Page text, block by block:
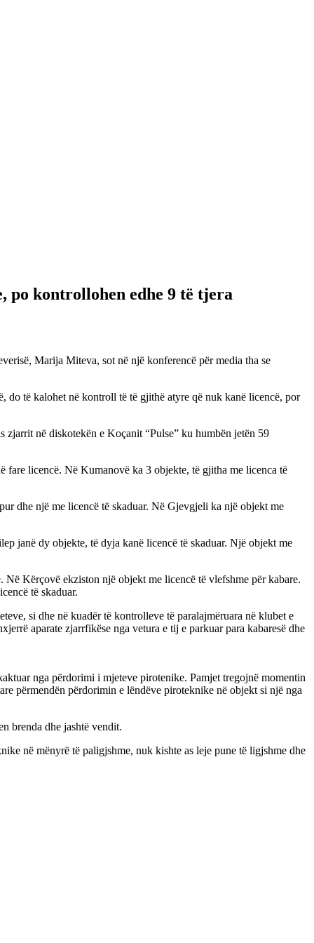
po kontrollohen edhe 9 të tjera
Marija Miteva, sot në një konferencë për media tha se
do të kalohet në kontroll të të gjithë atyre që nuk kanë licencë, por
zjarrit në diskotekën e Koçanit “Pulse” ku humbën jetën 59
fare licencë. Në Kumanovë ka 3 objekte, të gjitha me licenca të
dhe një me licencë të skaduar. Në Gjevgjeli ka një objekt me
janë dy objekte, të dyja kanë licencë të skaduar. Një objekt me
Kërçovë ekziston një objekt me licencë të vlefshme për kabare.
të skaduar.
si dhe në kuadër të kontrolleve të paralajmëruara në klubet e
aparate zjarrfikëse nga vetura e tij e parkuar para kabaresë dhe
nga përdorimi i mjeteve pirotenike. Pamjet tregojnë momentin
përmendën përdorimin e lëndëve piroteknike në objekt si një nga
brenda dhe jashtë vendit.
në mënyrë të paligjshme, nuk kishte as leje pune të ligjshme dhe